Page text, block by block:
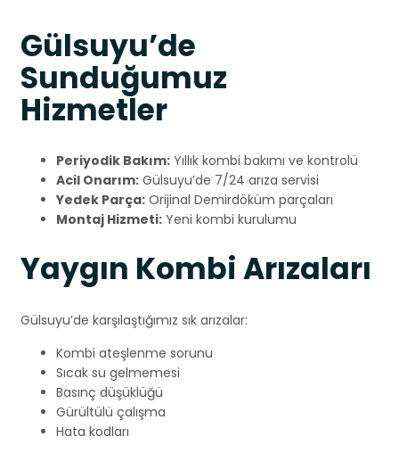
Gülsuyu’de
Sunduğumuz
Hizmetler
Periyodik Bakım: Yıllık kombi bakımı ve kontrolü
Acil Onarım: Gülsuyu’de 7/24 arıza servisi
Yedek Parça: Orijinal Demirdöküm parçaları
Montaj Hizmeti: Yeni kombi kurulumu
Yaygın Kombi Arızaları
Gülsuyu’de karşılaştığımız sık arızalar:
Kombi ateşlenme sorunu
Sıcak su gelmemesi
Basınç düşüklüğü
Gürültülü çalışma
Hata kodları